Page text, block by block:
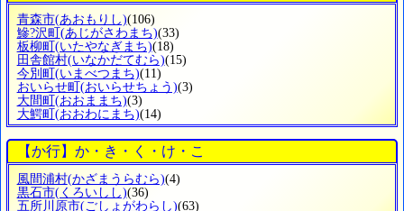
青森市(あおもりし)(106)
鰺?沢町(あじがさわまち)(33)
板柳町(いたやなぎまち)(18)
田舎館村(いなかだてむら)(15)
今別町(いまべつまち)(11)
おいらせ町(おいらせちょう)(3)
大間町(おおままち)(3)
大鰐町(おおわにまち)(14)
【か行】か・き・く・け・こ
風間浦村(かざまうらむら)(4)
黒石市(くろいしし)(36)
五所川原市(ごしょがわらし)(63)